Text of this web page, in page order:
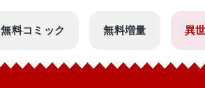
無料コミック 無料増量 異